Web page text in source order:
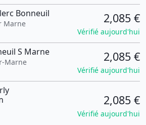
Bonneuil
Marne
2,085 €
Vérifié aujourd'hui
S Marne
Marne
2,085 €
Vérifié aujourd'hui
2,085 €
Vérifié aujourd'hui